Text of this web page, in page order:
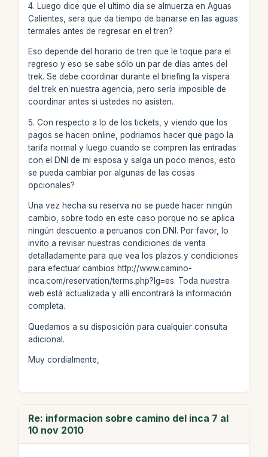
4. Luego dice que el ultimo dia se almuerza en Aguas
Calientes, sera que da tiempo de banarse en las aguas
termales antes de regresar en el tren?
Eso depende del horario de tren que le toque para el
regreso y eso se sabe sólo un par de días antes del
trek. Se debe coordinar durante el briefing la víspera
del trek en nuestra agencia, pero sería imposible de
coordinar antes si ustedes no asisten.
5. Con respecto a lo de los tickets, y viendo que los
pagos se hacen online, podriamos hacer que pago la
tarifa normal y luego cuando se compren las entradas
con el DNI de mi esposa y salga un poco menos, esto
se pueda cambiar por algunas de las cosas
opcionales?
Una vez hecha su reserva no se puede hacer ningún
cambio, sobre todo en este caso porque no se aplica
ningún descuento a peruanos con DNI. Por favor, lo
invito a revisar nuestras condiciones de venta
detalladamente para que vea los plazos y condiciones
para efectuar cambios http://www.camino-
inca.com/reservation/terms.php?lg=es. Toda nuestra
web está actualizada y allí encontrará la información
completa.
Quedamos a su disposición para cualquier consulta
adicional.
Muy cordialmente,
Re: informacion sobre camino del inca 7 al
10 nov 2010